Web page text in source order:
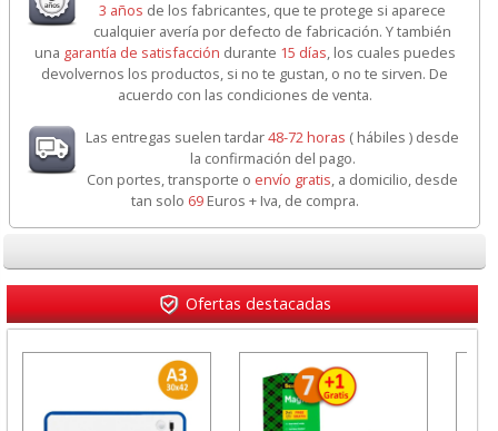
3 años de los fabricantes, que te protege si aparece
cualquier avería por defecto de fabricación. Y también
una garantía de satisfacción durante 15 días, los cuales puedes
devolvernos los productos, si no te gustan, o no te sirven. De
acuerdo con las condiciones de venta.
Las entregas suelen tardar48-72 horas ( hábiles ) desde
la confirmación del pago.
Con portes, transporte o envío gratis, a domicilio, desde
tan solo 69Euros + Iva, de compra.
Ofertas destacadas